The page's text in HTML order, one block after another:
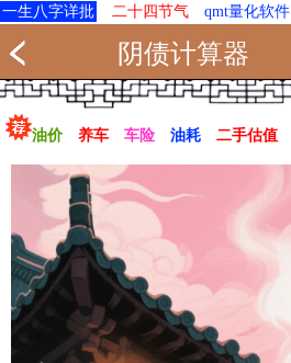
一生八字详批 二十四节气 qmt量化软件
阴债计算器
油价 养车 车险 油耗 二手估值